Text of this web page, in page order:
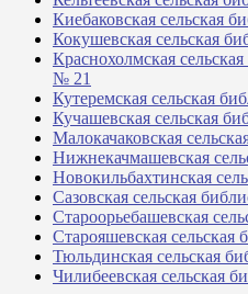
Киебаковская сельская
Кокушевская сельская
Краснохолмская
№ 21
Кутеремская сельская
Кучашевская сельская
Малокачаковская
Нижнекачмашевская
Новокильбахтинская
Сазовская сельская
Староорьебашевская
Старояшевская
Тюльдинская сельская
Чилибеевская сельская